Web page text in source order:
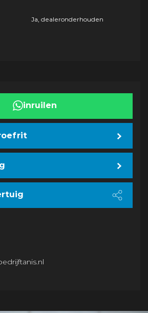
Ja, dealeronderhouden
inruilen